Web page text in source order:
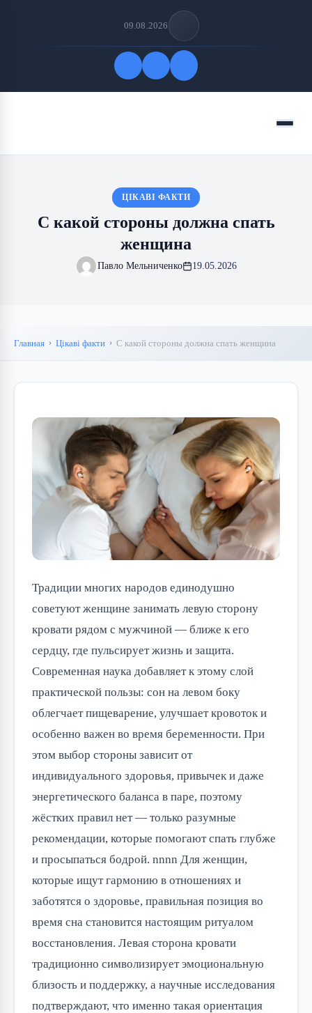
09.08.2026
Меню
ЦІКАВІ ФАКТИ
С какой стороны должна спать
женщина
Павло Мельниченко 19.05.2026
Главная Цікаві факти С какой стороны должна спать женщина
Традиции многих народов единодушно
советуют женщине занимать левую сторону
кровати рядом с мужчиной — ближе к его
сердцу, где пульсирует жизнь и защита.
Современная наука добавляет к этому слой
практической пользы: сон на левом боку
облегчает пищеварение, улучшает кровоток и
особенно важен во время беременности. При
этом выбор стороны зависит от
индивидуального здоровья, привычек и даже
энергетического баланса в паре, поэтому
жёстких правил нет — только разумные
рекомендации, которые помогают спать глубже
и просыпаться бодрой. nnnn Для женщин,
которые ищут гармонию в отношениях и
заботятся о здоровье, правильная позиция во
время сна становится настоящим ритуалом
восстановления. Левая сторона кровати
традиционно символизирует эмоциональную
близость и поддержку, а научные исследования
подтверждают, что именно такая ориентация